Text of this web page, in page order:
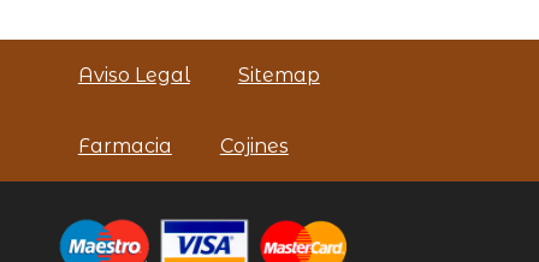
Aviso Legal Sitemap
Farmacia Cojines